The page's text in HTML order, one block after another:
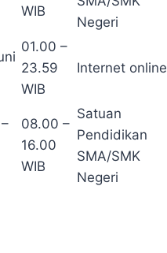
WIB
Negeri
01.00 –
23.59
WIB
Internet online
08.00 –
16.00
WIB
Satuan
Pendidikan
SMA/SMK
Negeri